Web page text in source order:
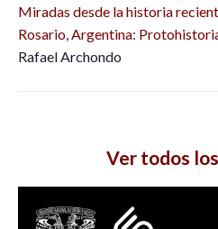
Miradas desde la historia
Rosario, Argentina:
Rafael Archondo
Ver todos